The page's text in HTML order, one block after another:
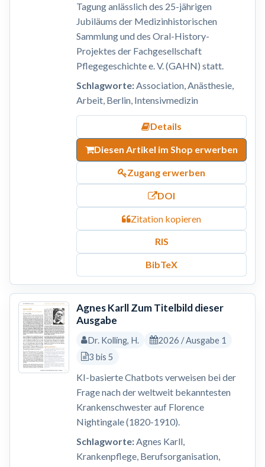
Tagung anlässlich des 25-jährigen
Jubiläums der Medizinhistorischen
Sammlung und des Oral-History-
Projektes der Fachgesellschaft
Pflegegeschichte e. V. (GAHN) statt.
Schlagworte:Association, Anästhesie,
Arbeit, Berlin, Intensivmedizin
Details
Diesen Artikel im Shop erwerben
Zugang erwerben
DOI
Zitation kopieren
RIS
BibTeX
Agnes Karll Zum Titelbild dieser
Ausgabe
Dr. Kolling, H.
2026 / Ausgabe 1
3 bis 5
KI-basierte Chatbots verweisen bei der
Frage nach der weltweit bekanntesten
Krankenschwester auf Florence
Nightingale (1820-1910).
Schlagworte:Agnes Karll,
Krankenpflege, Berufsorganisation,